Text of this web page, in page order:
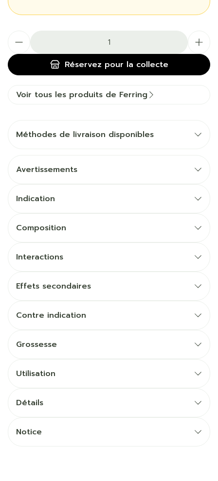
Réservez pour la collecte
Voir tous les produits de Ferring
Méthodes de livraison disponibles
Avertissements
Indication
Composition
Interactions
Effets secondaires
Contre indication
Grossesse
Utilisation
Détails
Notice